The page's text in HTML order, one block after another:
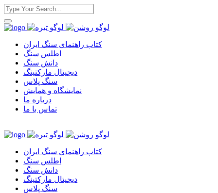
کتاب راهنمای سنگ ایران
اطلس سنگ
دانش سنگ
دیجیتال مارکتینگ
سنگ پلاس
نمایشگاه و همایش
درباره ما
تماس با ما
کتاب راهنمای سنگ ایران
اطلس سنگ
دانش سنگ
دیجیتال مارکتینگ
سنگ پلاس